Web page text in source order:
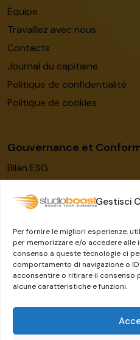
Gestisci
Per fornire le migliori esperienze,
per memorizzare e/o accedere alle
consenso a queste tecnologie ci
comportamento di navigazione o
acconsentire o ritirare il consenso
alcune caratteristiche e funzioni.
Équipe
Travaillez avec nous
Contacts
Journal du capitaine
Politique de confidentialité
Politique de cookies
Gouvernance et
Bilan ESG
Modèle de gestion
Lanceur d’alerte
Le groupe Dylog-Buffetti